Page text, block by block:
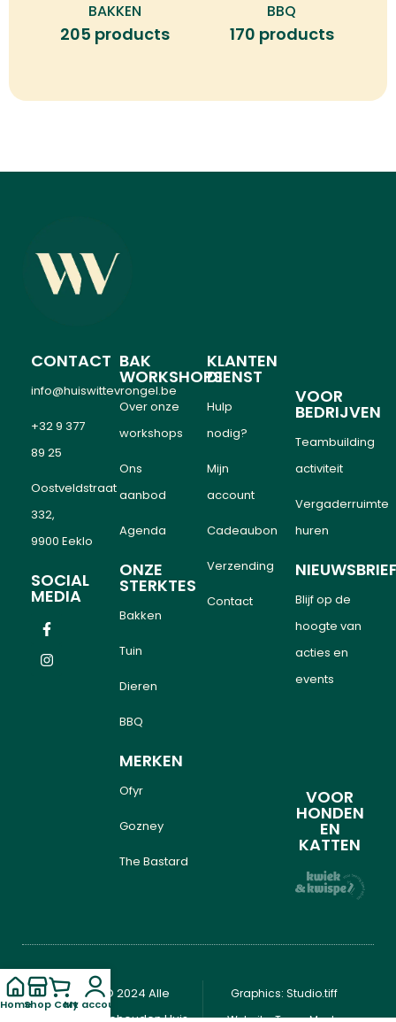
BAKKEN
205 products
BBQ
170 products
CONTACT
info@huiswittevrongel.be
+32 9 377
89 25
Oostveldstraat
332,
9900 Eeklo
SOCIAL
MEDIA
BAK
WORKSHOPS
Over onze
workshops
Ons
aanbod
Agenda
ONZE
STERKTES
Bakken
Tuin
Dieren
BBQ
MERKEN
Ofyr
Gozney
The Bastard
KLANTEN
DIENST
Hulp
nodig?
Mijn
account
Cadeaubon
Verzending
Contact
VOOR
BEDRIJVEN
Teambuilding
activiteit
Vergaderruimte
huren
Blijf op de
hoogte van
acties en
events
VOOR
HONDEN
EN
KATTEN
Copyright © 2024 Alle
rechten voorbehouden Huis
Graphics: Studio.tiff
HomeShop Cart
My account